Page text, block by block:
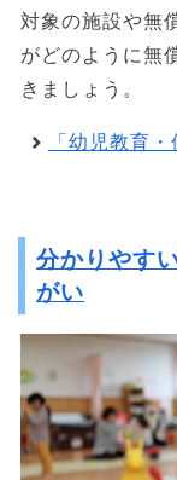
対象の施設や無
がどのように無
きましょう。
「幼児教育
分かりやす
がい